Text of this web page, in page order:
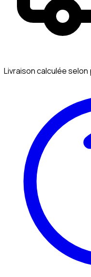
Livraison calculée